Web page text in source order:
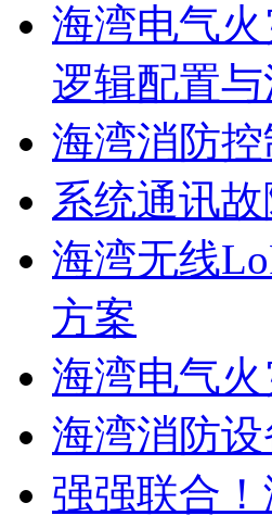
海湾电气
逻辑配置
海湾消防
系统通讯
海湾无线
方案
海湾电气
海湾消防
强强联合